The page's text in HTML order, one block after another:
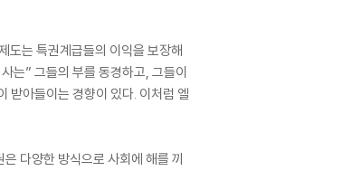
도는 특권계급들의 이익을 보장해
는” 그들의 부를 동경하고, 그들이
받아들이는 경향이 있다. 이처럼 엘
다양한 방식으로 사회에 해를 끼